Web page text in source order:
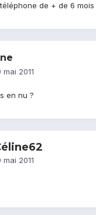
de + de 6 mois
mai 2011
en nu ?
mai 2011